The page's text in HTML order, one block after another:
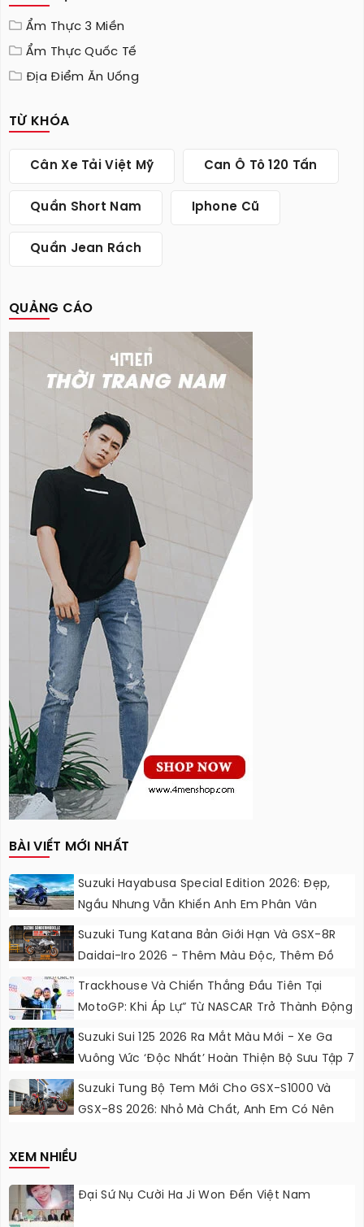
Ẩm Thực 3 Miền
Ẩm Thực Quốc Tế
Địa Điểm Ăn Uống
TỪ KHÓA
Cân Xe Tải Việt Mỹ Can Ô Tô 120 Tấn
Quần Short Nam Iphone Cũ
Quần Jean Rách
QUẢNG CÁO
BÀI VIẾT MỚI NHẤT
Suzuki Hayabusa Special Edition 2026: Đẹp,
Ngầu Nhưng Vẫn Khiến Anh Em Phân Vân
Suzuki Tung Katana Bản Giới Hạn Và GSX-8R
Daidai-Iro 2026 - Thêm Màu Độc, Thêm Đồ
Chơi, Thêm Cá Tính
Trackhouse Và Chiến Thắng Đầu Tiên Tại
MotoGP: Khi Áp Lự” Từ NASCAR Trở Thành Động
Lực Ngọt Ngào
Suzuki Sui 125 2026 Ra Mắt Màu Mới - Xe Ga
Vuông Vức ‘độc Nhất’ Hoàn Thiện Bộ Sưu Tập 7
Sắc Cầu Vồng
Suzuki Tung Bộ Tem Mới Cho GSX-S1000 Và
GSX-8S 2026: Nhỏ Mà Chất, Anh Em Có Nên
XEM NHIỀU
Đại Sứ Nụ Cười Ha Ji Won Đến Việt Nam